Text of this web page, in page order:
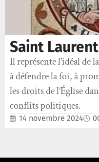
Saint
Il représente l’idéal de
à défendre la foi, à
les droits de l’Église
conflits politiques.
14 novembre 2024